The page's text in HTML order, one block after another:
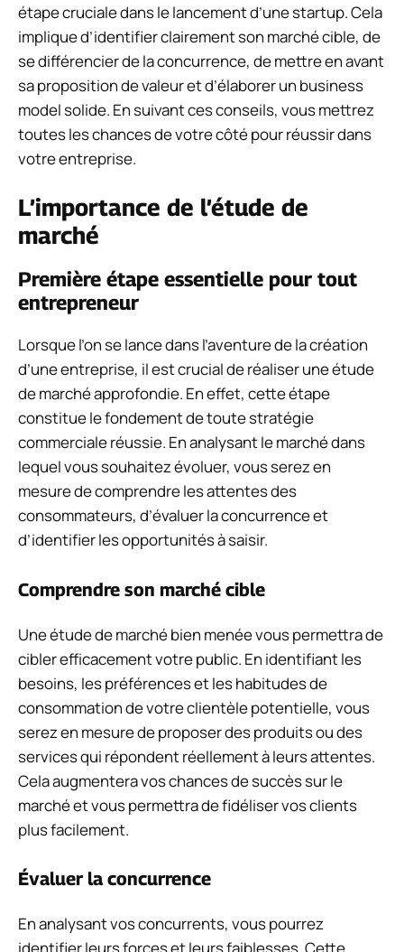
étape cruciale dans le lancement d’une startup. Cela
implique d’identifier clairement son marché cible, de
se différencier de la concurrence, de mettre en avant
sa proposition de valeur et d’élaborer un business
model solide. En suivant ces conseils, vous mettrez
toutes les chances de votre côté pour réussir dans
votre entreprise.
L’importance de l’étude de
marché
Première étape essentielle pour tout
entrepreneur
Lorsque l’on se lance dans l’aventure de la création
d’une entreprise, il est crucial de réaliser une étude
de marché approfondie. En effet, cette étape
constitue le fondement de toute stratégie
commerciale réussie. En analysant le marché dans
lequel vous souhaitez évoluer, vous serez en
mesure de comprendre les attentes des
consommateurs, d’évaluer la concurrence et
d’identifier les opportunités à saisir.
Comprendre son marché cible
Une étude de marché bien menée vous permettra de
cibler efficacement votre public. En identifiant les
besoins, les préférences et les habitudes de
consommation de votre clientèle potentielle, vous
serez en mesure de proposer des produits ou des
services qui répondent réellement à leurs attentes.
Cela augmentera vos chances de succès sur le
marché et vous permettra de fidéliser vos clients
plus facilement.
Évaluer la concurrence
En analysant vos concurrents, vous pourrez